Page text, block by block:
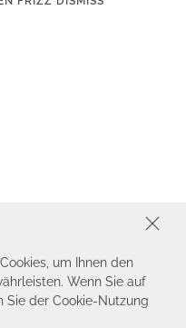
um Ihnen den
Wenn Sie auf
Sie der Cookie-Nutzung